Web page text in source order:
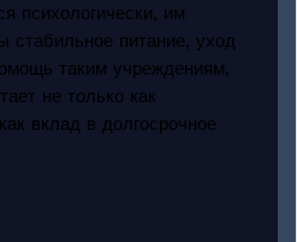
психологически, им
стабильное питание, уход
таким учреждениям,
не только как
вклад в долгосрочное